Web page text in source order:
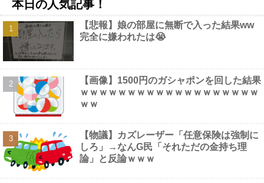
SB上茶谷(29)7回5安打7奪三振無失点他
高市の消費税減税ちょっとひどいわ他 NEW!
【画像】 裏垢JD「新しい下着可愛いからみて！」ｗｗｗ NEW!
【悲報】突然ナフサを見つけたカルビーさん、白黒包装にした結
果4週連続売上減?ｗｗｗｗｗｗｗｗｗｗ他
Powered by livedoor 相互RSS
本日の人気記事！
【悲報】娘の部屋に無断で入った結果ww
完全に嫌われたは😭
【画像】1500円のガシャポンを回した結果
ｗｗｗｗｗｗｗｗｗｗｗｗｗｗｗｗｗｗｗ
ｗｗ
【物議】カズレーザー「任意保険は強制に
しろ」→なんG民「それただの金持ち理
論」と反論ｗｗｗ